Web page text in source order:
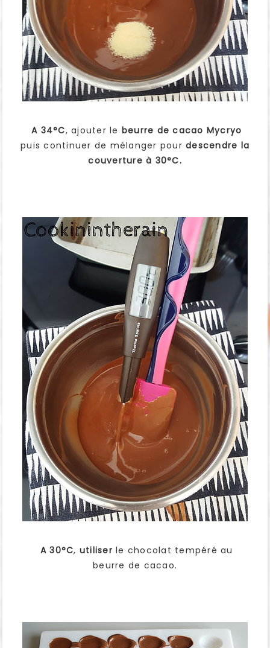
A 34°C, ajouter le beurre de cacao Mycryo
puis continuer de mélanger pour descendre la
couverture à 30°C.
A 30°C, utiliser le chocolat tempéré au
beurre de cacao.